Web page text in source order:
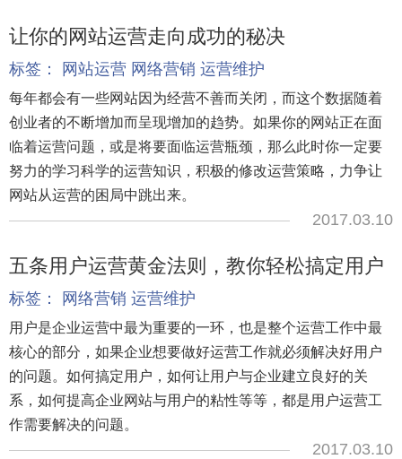
让你的网站运营走向成功的秘决
标签： 网站运营 网络营销 运营维护
每年都会有一些网站因为经营不善而关闭，而这个数据随着
创业者的不断增加而呈现增加的趋势。如果你的网站正在面
临着运营问题，或是将要面临运营瓶颈，那么此时你一定要
努力的学习科学的运营知识，积极的修改运营策略，力争让
网站从运营的困局中跳出来。
2017.03.10
五条用户运营黄金法则，教你轻松搞定用户
标签： 网络营销 运营维护
用户是企业运营中最为重要的一环，也是整个运营工作中最
核心的部分，如果企业想要做好运营工作就必须解决好用户
的问题。如何搞定用户，如何让用户与企业建立良好的关
系，如何提高企业网站与用户的粘性等等，都是用户运营工
作需要解决的问题。
2017.03.10